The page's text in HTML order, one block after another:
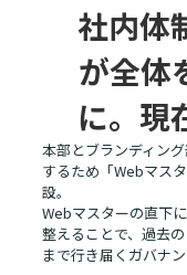
社内体
が全体
に。現
本部とブランディン
するため「Webマス
設。
Webマスターの直下
整えることで、過去
まで行き届くガバナ